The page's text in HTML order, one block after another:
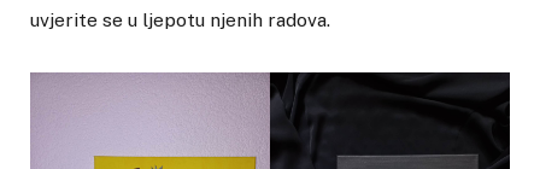
uvjerite se u ljepotu njenih radova.